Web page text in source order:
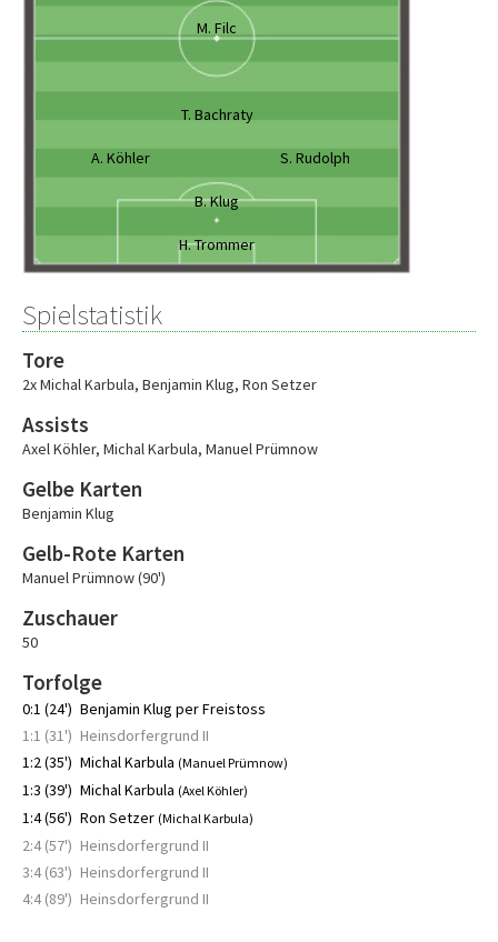
M. Filc
T. Bachraty
A. Köhler S. Rudolph
B. Klug
H. Trommer
Spielstatistik
Tore
2x Michal Karbula, Benjamin Klug, Ron Setzer
Assists
Axel Köhler, Michal Karbula, Manuel Prümnow
Gelbe Karten
Benjamin Klug
Gelb-Rote Karten
Manuel Prümnow (90')
Zuschauer
50
Torfolge
0:1 (24') Benjamin Klug per Freistoss
1:1 (31') Heinsdorfergrund II
1:2 (35') Michal Karbula (Manuel Prümnow)
1:3 (39') Michal Karbula (Axel Köhler)
1:4 (56') Ron Setzer (Michal Karbula)
2:4 (57') Heinsdorfergrund II
3:4 (63') Heinsdorfergrund II
4:4 (89') Heinsdorfergrund II